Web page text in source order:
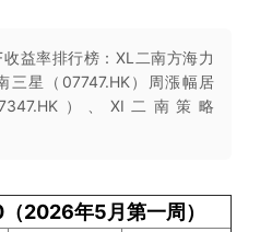
益率排行榜：XL二南方海力
三星（07747.HK）周漲幅居
）、XI二南策略
2026年5月第一周）